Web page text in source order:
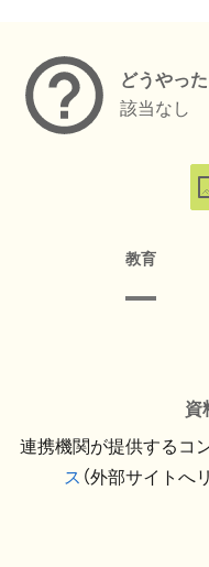
どうやっ
該当なし
教育
資
連携機関が提供するコ
ス （外部サイトへ